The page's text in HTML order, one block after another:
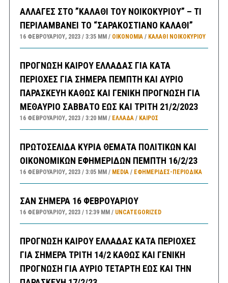
ΑΛΛΑΓΕΣ ΣΤΟ ”ΚΑΛΑΘΙ ΤΟΥ ΝΟΙΚΟΚΥΡΙΟΥ” – ΤΙ
ΠΕΡΙΛΑΜΒΑΝΕΙ ΤΟ “ΣΑΡΑΚΟΣΤΙΑΝΟ ΚΑΛΑΘΙ”
16 ΦΕΒΡΟΥΑΡΊΟΥ, 2023 3:35 ΜΜ ΟΙΚΟΝΟΜΙΑ/ ΚΑΛΑΘΙ ΝΟΙΚΟΚΥΡΙΟΥ
ΠΡΟΓΝΩΣΗ ΚΑΙΡΟΥ ΕΛΛΑΔΑΣ ΓΙΑ ΚΑΤΑ
ΠΕΡΙΟΧΕΣ ΓΙΑ ΣΗΜΕΡΑ ΠΕΜΠΤΗ ΚΑΙ ΑΥΡΙΟ
ΠΑΡΑΣΚΕΥΗ ΚΑΘΩΣ ΚΑΙ ΓΕΝΙΚΗ ΠΡΟΓΝΩΣΗ ΓΙΑ
ΜΕΘΑΥΡΙΟ ΣΑΒΒΑΤΟ ΕΩΣ ΚΑΙ ΤΡΙΤΗ 21/2/2023
16 ΦΕΒΡΟΥΑΡΊΟΥ, 2023 3:20 ΜΜ ΕΛΛΑΔA/ ΚΑΙΡΌΣ
ΠΡΩΤΟΣΕΛΙΔΑ ΚΥΡΙΑ ΘΕΜΑΤΑ ΠΟΛΙΤΙΚΩΝ ΚΑΙ
ΟΙΚΟΝΟΜΙΚΩΝ ΕΦΗΜΕΡΙΔΩΝ ΠΕΜΠΤΗ 16/2/23
16 ΦΕΒΡΟΥΑΡΊΟΥ, 2023 3:05 ΜΜ MEDIA/ ΕΦΗΜΕΡΊΔΕΣ-ΠΕΡΙΟΔΙΚΆ
ΣΑΝ ΣΗΜΕΡΑ 16 ΦΕΒΡΟΥΑΡΙΟΥ
16 ΦΕΒΡΟΥΑΡΊΟΥ, 2023 12:39 ΜΜ UNCATEGORIZED
ΠΡΟΓΝΩΣΗ ΚΑΙΡΟΥ ΕΛΛΑΔΑΣ ΚΑΤΑ ΠΕΡΙΟΧΕΣ
ΓΙΑ ΣΗΜΕΡΑ ΤΡΙΤΗ 14/2 ΚΑΘΩΣ ΚΑΙ ΓΕΝΙΚΗ
ΠΡΟΓΝΩΣΗ ΓΙΑ ΑΥΡΙΟ ΤΕΤΑΡΤΗ ΕΩΣ ΚΑΙ ΤΗΝ